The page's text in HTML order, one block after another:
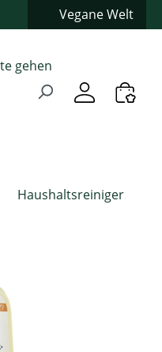
Vegane Welt
Haushaltsreiniger